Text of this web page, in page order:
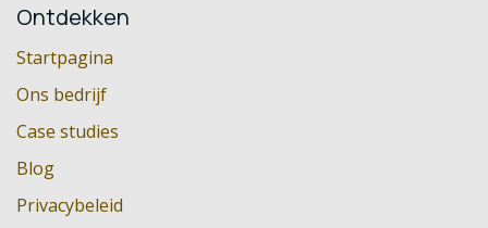
Ontdekken
Startpagina
Ons bedrijf
Case studies
Blog
Privacybeleid